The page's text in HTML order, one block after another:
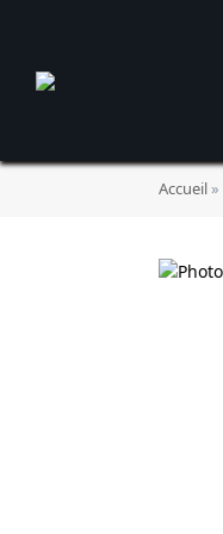
Accueil»